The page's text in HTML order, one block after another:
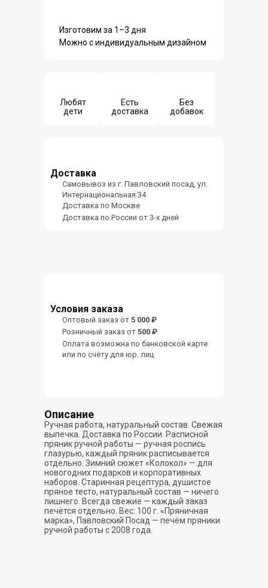
Любят
дети
Есть
доставка
Без
добавок
Описание
Ручная работа, натуральный состав. Свежая
выпечка. Доставка по России. Расписной
пряник ручной работы — ручная роспись
глазурью, каждый пряник расписывается
отдельно. Зимний сюжет «Колокол» — для
новогодних подарков и корпоративных
наборов. Старинная рецептура, душистое
пряное тесто, натуральный состав — ничего
лишнего. Всегда свежие — каждый заказ
печётся отдельно. Вес: 100 г. «Пряничная
марка», Павловский Посад — печём пряники
ручной работы с 2008 года.
Доставка
Самовывоз из г. Павловский посад, ул.
Интернациональная 34
Доставка по Москве
Доставка по России от 3-х дней
Условия заказа
Оптовый заказ от 5 000 ₽
Розничный заказ от 500 ₽
Оплата возможна по банковской карте
или по счёту для юр. лиц
Изготовим за 1–3 дня
Можно с индивидуальным дизайном